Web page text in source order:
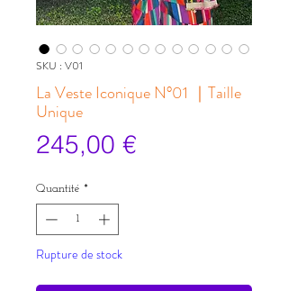
SKU : V01
La Veste Iconique N°01 ｜Taille
Unique
245,00 €
Quantité *
Rupture de stock